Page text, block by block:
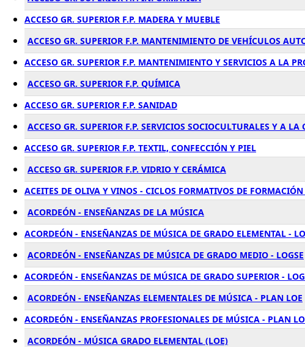
ACCESO GR. SUPERIOR F.P. MADERA Y MUEBLE
ACCESO GR. SUPERIOR F.P. MANTENIMIENTO DE VEHÍCULOS
ACCESO GR. SUPERIOR F.P. MANTENIMIENTO Y SERVICIOS A LA
ACCESO GR. SUPERIOR F.P. QUÍMICA
ACCESO GR. SUPERIOR F.P. SANIDAD
ACCESO GR. SUPERIOR F.P. SERVICIOS SOCIOCULTURALES Y A
ACCESO GR. SUPERIOR F.P. TEXTIL, CONFECCIÓN Y PIEL
ACCESO GR. SUPERIOR F.P. VIDRIO Y CERÁMICA
ACEITES DE OLIVA Y VINOS - CICLOS FORMATIVOS DE
ACORDEÓN - ENSEÑANZAS DE LA MÚSICA
ACORDEÓN - ENSEÑANZAS DE MÚSICA DE GRADO ELEMENTAL -
ACORDEÓN - ENSEÑANZAS DE MÚSICA DE GRADO MEDIO - LOGSE
ACORDEÓN - ENSEÑANZAS DE MÚSICA DE GRADO SUPERIOR -
ACORDEÓN - ENSEÑANZAS ELEMENTALES DE MÚSICA - PLAN LOE
ACORDEÓN - ENSEÑANZAS PROFESIONALES DE MÚSICA - PLAN
ACORDEÓN - MÚSICA GRADO ELEMENTAL (LOE)